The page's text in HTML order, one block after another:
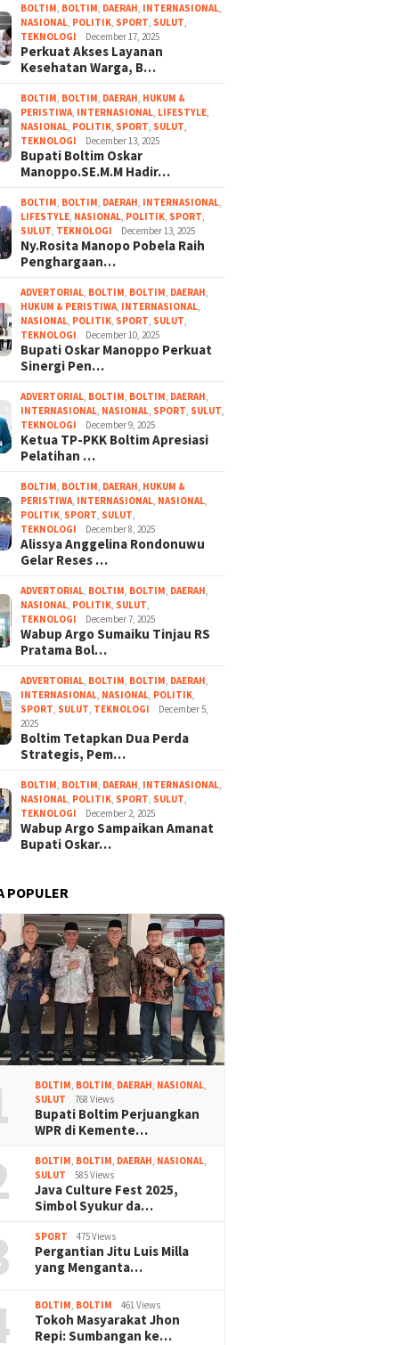
BOLTIM, BOLTIM, DAERAH, INTERNASIONAL,
NASIONAL, POLITIK, SPORT, SULUT,
TEKNOLOGI
December 17, 2025
Perkuat Akses Layanan
Kesehatan Warga, B…
BOLTIM, BOLTIM, DAERAH, HUKUM &
PERISTIWA, INTERNASIONAL, LIFESTYLE,
NASIONAL, POLITIK, SPORT, SULUT,
TEKNOLOGI
December 13, 2025
Bupati Boltim Oskar
Manoppo.SE.M.M Hadir…
BOLTIM, BOLTIM, DAERAH, INTERNASIONAL,
LIFESTYLE, NASIONAL, POLITIK, SPORT,
SULUT, TEKNOLOGI December 13, 2025
Ny.Rosita Manopo Pobela Raih
Penghargaan…
ADVERTORIAL, BOLTIM, BOLTIM, DAERAH,
HUKUM & PERISTIWA, INTERNASIONAL,
NASIONAL, POLITIK, SPORT, SULUT,
TEKNOLOGI
December 10, 2025
Bupati Oskar Manoppo Perkuat
Sinergi Pen…
ADVERTORIAL, BOLTIM, BOLTIM, DAERAH,
INTERNASIONAL, NASIONAL, SPORT, SULUT,
TEKNOLOGI
December 9, 2025
Ketua TP-PKK Boltim Apresiasi
Pelatihan …
BOLTIM, BOLTIM, DAERAH, HUKUM &
PERISTIWA, INTERNASIONAL, NASIONAL,
POLITIK, SPORT, SULUT,
TEKNOLOGI
December 8, 2025
Alissya Anggelina Rondonuwu
Gelar Reses …
ADVERTORIAL, BOLTIM, BOLTIM, DAERAH,
NASIONAL, POLITIK, SULUT,
TEKNOLOGI
December 7, 2025
Wabup Argo Sumaiku Tinjau RS
Pratama Bol…
ADVERTORIAL, BOLTIM, BOLTIM, DAERAH,
INTERNASIONAL, NASIONAL, POLITIK,
SPORT, SULUT, TEKNOLOGI
December 5,
2025
Boltim Tetapkan Dua Perda
Strategis, Pem…
BOLTIM, BOLTIM, DAERAH, INTERNASIONAL,
NASIONAL, POLITIK, SPORT, SULUT,
TEKNOLOGI
December 2, 2025
Wabup Argo Sampaikan Amanat
Bupati Oskar…
POPULER
BOLTIM BOLTIM DAERAH NASIONAL
SULUT
768 Views
Bupati Boltim Perjuangkan
WPR di Kemente…
BOLTIM BOLTIM DAERAH NASIONAL
SULUT
585 Views
Java Culture Fest 2025,
Simbol Syukur da…
SPORT 475 Views
Pergantian Jitu Luis Milla
yang Menganta…
BOLTIM BOLTIM 461 Views
Tokoh Masyarakat Jhon
Repi: Sumbangan ke…